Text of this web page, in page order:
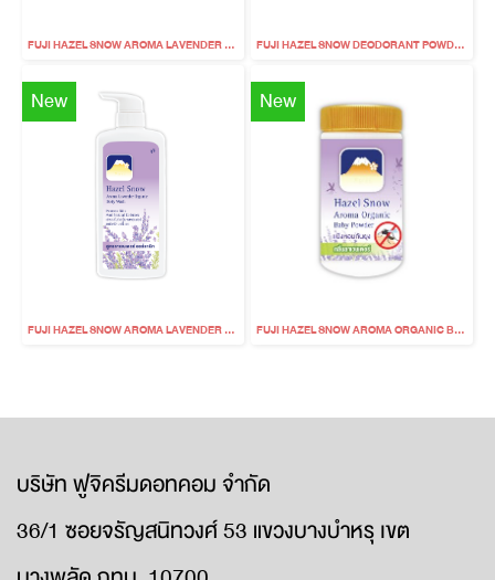
FUJI HAZEL SNOW AROMA LAVENDER ORGANIC BABY LOTION FUJI HAZEL SNOW DEODORANT POWDER
New
FUJI HAZEL SNOW AROMA LAVENDER ORGANIC BODY WASH
New
FUJI HAZEL SNOW AROMA ORGANIC BABY POWDER PROTECT
บริษัท ฟูจิครีมดอทคอม จำกัด
36/1 ซอยจรัญสนิทวงศ์ 53 แขวงบางบำหรุ เขต